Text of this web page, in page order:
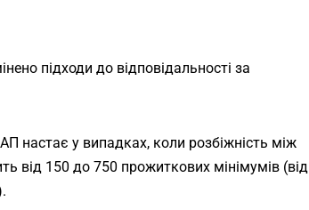
підходи до відповідальності за
настає у випадках, коли розбіжність між
від 150 до 750 прожиткових мінімумів (від